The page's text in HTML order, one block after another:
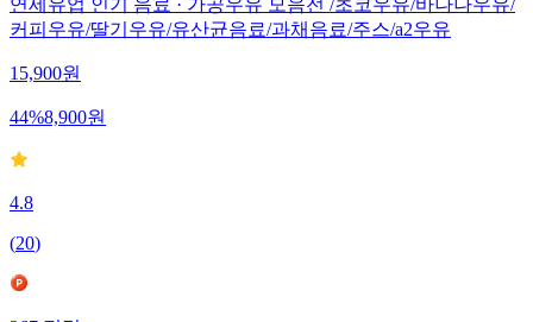
연세유업 인기 음료 · 가공우유 모음전 /초코우유/바나나우유/
커피우유/딸기우유/유산균음료/과채음료/주스/a2우유
15,900원
44%8,900원
4.8
(20)